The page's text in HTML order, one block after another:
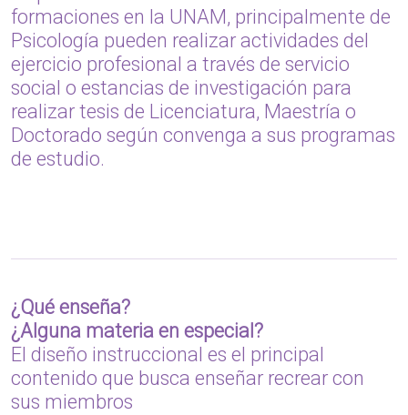
formaciones en la UNAM, principalmente de
Psicología pueden realizar actividades del
ejercicio profesional a través de servicio
social o estancias de investigación para
realizar tesis de Licenciatura, Maestría o
Doctorado según convenga a sus programas
de estudio.
¿Qué enseña?
¿Alguna materia en especial?
El diseño instruccional es el principal
contenido que busca enseñar recrear con
sus miembros